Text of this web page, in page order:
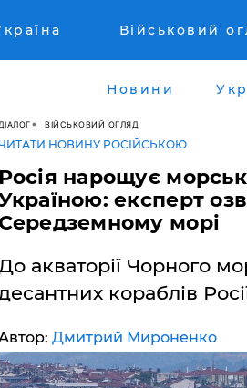
Військовий
Новини
ДІАЛОГ ВІЙСЬКОВИЙ ОГЛЯД
НОВИНУ РОСІЙСЬКОЮ
Росія нарощує
експерт
морі
акваторії Чорного
кораблів
Дмитрий Мироненко